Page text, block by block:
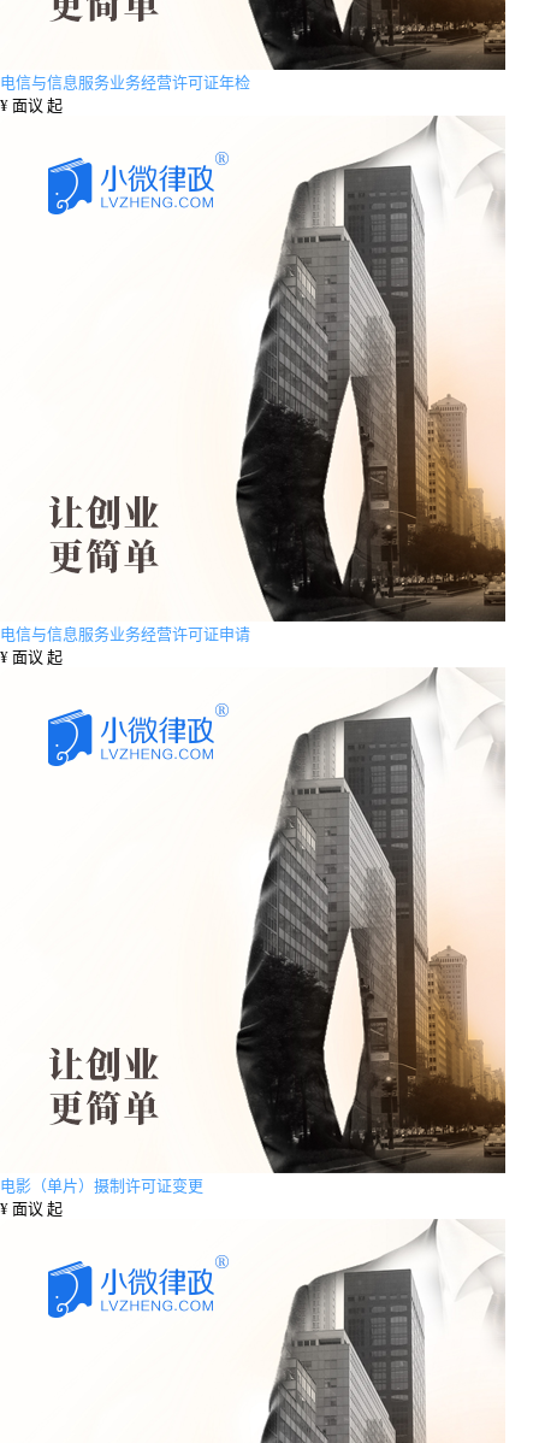
电信与信息服务业务经营许可证年检
¥ 面议 起
电信与信息服务业务经营许可证申请
¥ 面议 起
电影（单片）摄制许可证变更
¥ 面议 起